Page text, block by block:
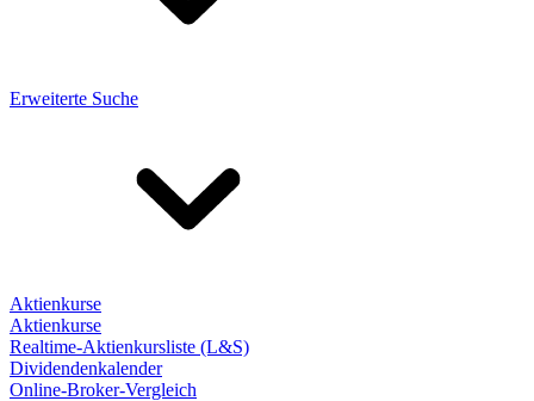
Erweiterte Suche
Aktienkurse
Aktienkurse
Realtime-Aktienkursliste (L&S)
Dividendenkalender
Online-Broker-Vergleich